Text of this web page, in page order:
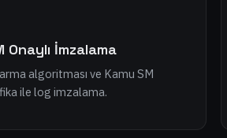
Onaylı İmzalama
algoritması ve Kamu SM
ile log imzalama.